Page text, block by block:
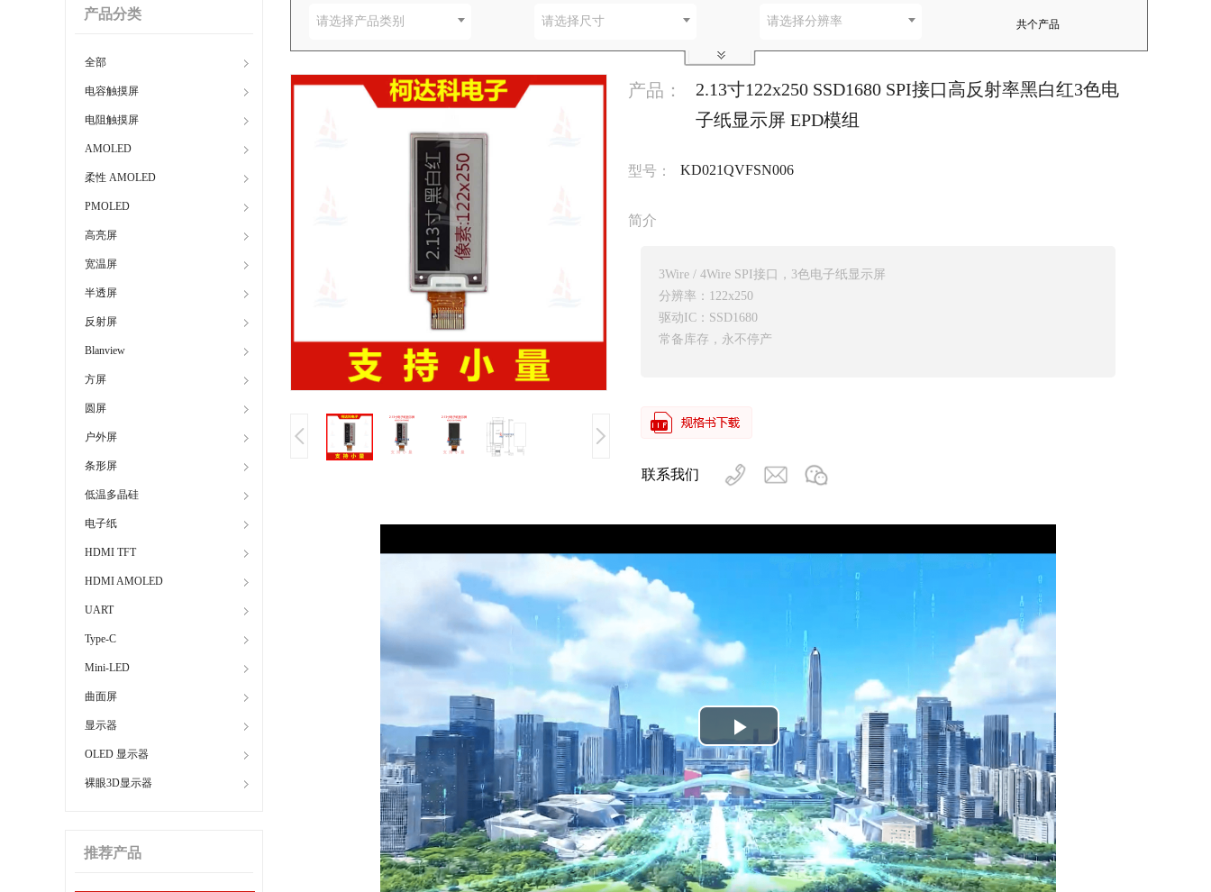
产品分类
全部
电容触摸屏
电阻触摸屏
AMOLED
柔性 AMOLED
PMOLED
高亮屏
宽温屏
半透屏
反射屏
Blanview
方屏
圆屏
户外屏
条形屏
低温多晶硅
电子纸
HDMI TFT
HDMI AMOLED
UART
Type-C
Mini-LED
曲面屏
显示器
OLED 显示器
裸眼3D显示器
推荐产品
请选择产品类别 请选择尺寸 请选择分辨率 共个产品
产品：
2.13寸122x250 SSD1680 SPI接口高反射率黑白红3色电
子纸显示屏 EPD模组
型号： KD021QVFSN006
简介
3Wire / 4Wire SPI接口，3色电子纸显示屏
分辨率：122x250
驱动IC：SSD1680
常备库存，永不停产
联系我们
Play
Video